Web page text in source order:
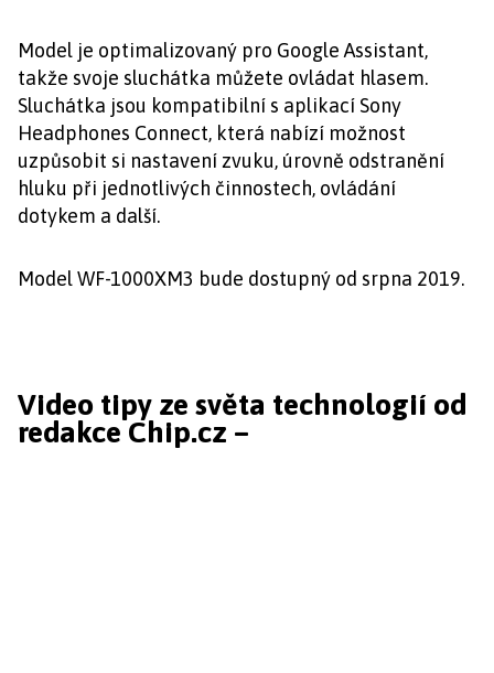
Model je optimalizovaný pro Google Assistant,
takže svoje sluchátka můžete ovládat hlasem.
Sluchátka jsou kompatibilní s aplikací Sony
Headphones Connect, která nabízí možnost
uzpůsobit si nastavení zvuku, úrovně odstranění
hluku při jednotlivých činnostech, ovládání
dotykem a další.
Model WF-1000XM3 bude dostupný od srpna 2019.
Video tipy ze světa technologií od
redakce Chip.cz –